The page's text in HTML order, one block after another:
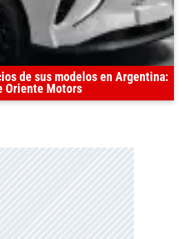
de sus modelos en Argentina:
Oriente Motors